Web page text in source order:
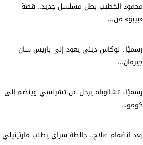
محمود الخطيب بطل مسلسل جديد.. قصة
«بيبو» من...
رسميًا.. لوكاس ديني يعود إلى باريس سان
جيرمان...
رسميًا.. تشالوباه يرحل عن تشيلسي وينضم إلى
كومو...
بعد انضمام صلاح.. جالطة سراي يطلب مارتينيلي